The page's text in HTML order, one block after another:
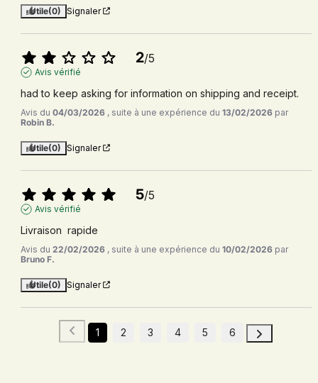
Utile(0) Signaler
2/5
Avis vérifié
had to keep asking for information on shipping and receipt.
Avis du04/03/2026 , suite à une expérience du13/02/2026 par
Robin B.
Utile(0) Signaler
5/5
Avis vérifié
Livraison  rapide
Avis du22/02/2026 , suite à une expérience du10/02/2026 par
Bruno F.
Utile(0) Signaler
1 2 3 4 5 6